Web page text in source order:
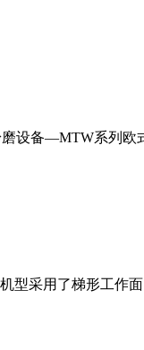
设备—MTW系列
采用了梯形工作